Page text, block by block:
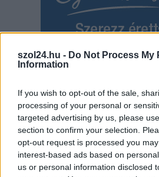
szol24.hu - Do Not Process My
Information
If you wish to opt-out of the sale,
processing of your personal or
targeted advertising by us, please
section to confirm your selection.
opt-out request is processed you
interest-based ads based on
us or personal information disclosed
Hírlevél
Adja meg keresztnevét:
meg e-mail címét:
Megismertem és elfogadom a